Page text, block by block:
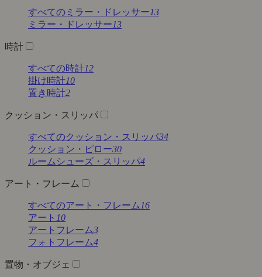
すべてのミラー・ドレッサー13
ミラー・ドレッサー13
時計
すべての時計12
掛け時計10
置き時計2
クッション・スリッパ
すべてのクッション・スリッパ34
クッション・ピロー30
ルームシューズ・スリッパ4
アート・フレーム
すべてのアート・フレーム 16
アート 10
アートフレーム3
フォトフレーム4
置物・オブジェ